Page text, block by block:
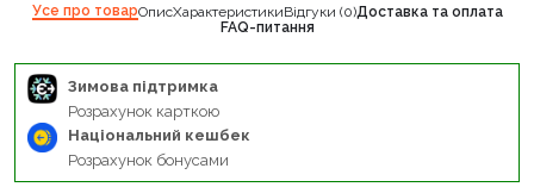
Усе про товарОписХарактеристикиВідгуки (0)Доставка та оплата
FAQ-питання
Зимова підтримка
Розрахунок карткою
Національний кешбек
Розрахунок бонусами